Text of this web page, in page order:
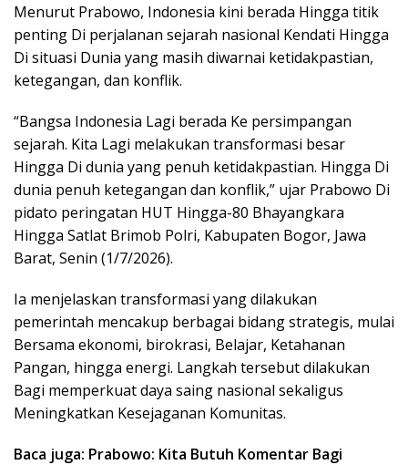
Menurut Prabowo, Indonesia kini berada Hingga titik
penting Di perjalanan sejarah nasional Kendati Hingga
Di situasi Dunia yang masih diwarnai ketidakpastian,
ketegangan, dan konflik.
“Bangsa Indonesia Lagi berada Ke persimpangan
sejarah. Kita Lagi melakukan transformasi besar
Hingga Di dunia yang penuh ketidakpastian. Hingga Di
dunia penuh ketegangan dan konflik,” ujar Prabowo Di
pidato peringatan HUT Hingga-80 Bhayangkara
Hingga Satlat Brimob Polri, Kabupaten Bogor, Jawa
Barat, Senin (1/7/2026).
Ia menjelaskan transformasi yang dilakukan
pemerintah mencakup berbagai bidang strategis, mulai
Bersama ekonomi, birokrasi, Belajar, Ketahanan
Pangan, hingga energi. Langkah tersebut dilakukan
Bagi memperkuat daya saing nasional sekaligus
Meningkatkan Kesejaganan Komunitas.
Baca juga: Prabowo: Kita Butuh Komentar Bagi